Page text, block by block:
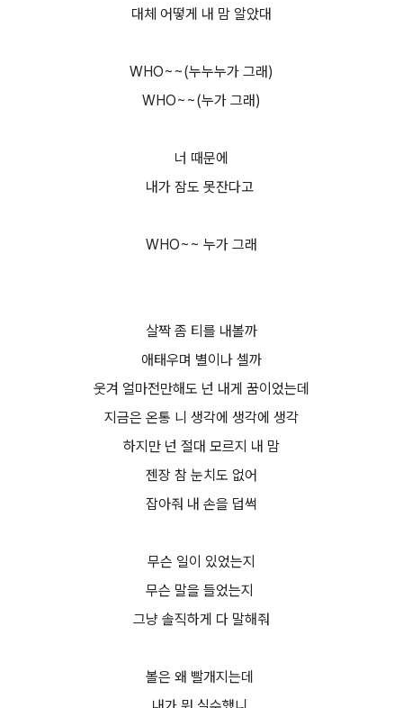
대체 어떻게 내 맘 알았대
WHO~~(누누누가 그래)
WHO~~(누가 그래)
너 때문에
내가 잠도 못잔다고
WHO~~ 누가 그래
살짝 좀 티를 내볼까
애태우며 별이나 셀까
웃겨 얼마전만해도 넌 내게 꿈이었는데
지금은 온통 니 생각에 생각에 생각
하지만 넌 절대 모르지 내 맘
젠장 참 눈치도 없어
잡아줘 내 손을 덥썩
무슨 일이 있었는지
무슨 말을 들었는지
그냥 솔직하게 다 말해줘
볼은 왜 빨개지는데